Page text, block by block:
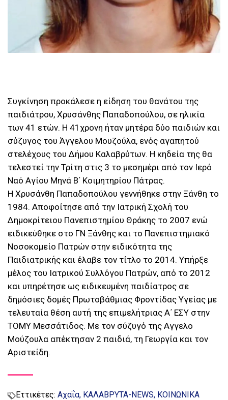
Συγκίνηση προκάλεσε η είδηση του θανάτου της
παιδιάτρου, Χρυσάνθης Παπαδοπούλου, σε ηλικία
των 41 ετών. Η 41χρονη ήταν μητέρα δύο παιδιών και
σύζυγος του Άγγελου Μουζούλα, ενός αγαπητού
στελέχους του Δήμου Καλαβρύτων. Η κηδεία της θα
τελεστεί την Τρίτη στις 3 το μεσημέρι από τον Ιερό
Ναό Αγίου Μηνά Β΄ Κοιμητηρίου Πάτρας.
Η Χρυσάνθη Παπαδοπούλου γεννήθηκε στην Ξάνθη το
1984. Αποφοίτησε από την Ιατρική Σχολή του
Δημοκρίτειου Πανεπιστημίου Θράκης το 2007 ενώ
ειδικεύθηκε στο ΓΝ Ξάνθης και το Πανεπιστημιακό
Νοσοκομείο Πατρών στην ειδικότητα της
Παιδιατρικής και έλαβε τον τίτλο το 2014. Υπήρξε
μέλος του Ιατρικού Συλλόγου Πατρών, από το 2012
και υπηρέτησε ως ειδικευμένη παιδίατρος σε
δημόσιες δομές Πρωτοβάθμιας Φροντίδας Υγείας με
τελευταία θέση αυτή της επιμελήτριας Α΄ ΕΣΥ στην
ΤΟΜΥ Μεσσάτιδος. Με τον σύζυγό της Αγγελο
Μούζουλα απέκτησαν 2 παιδιά, τη Γεωργία και τον
Αριστείδη.
Εττικέτες: Αχαΐα ΚΑΛΑΒΡΥΤΑ-NEWS ΚΟΙΝΩΝΙΚΑ